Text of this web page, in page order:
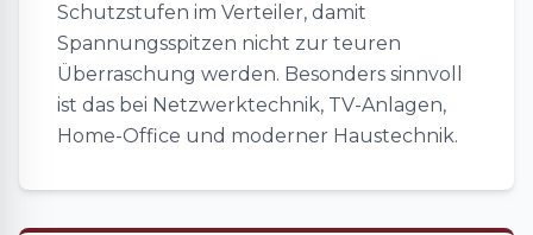
Schutzstufen im Verteiler, damit
Spannungsspitzen nicht zur teuren
Überraschung werden. Besonders sinnvoll
ist das bei Netzwerktechnik, TV-Anlagen,
Home-Office und moderner Haustechnik.